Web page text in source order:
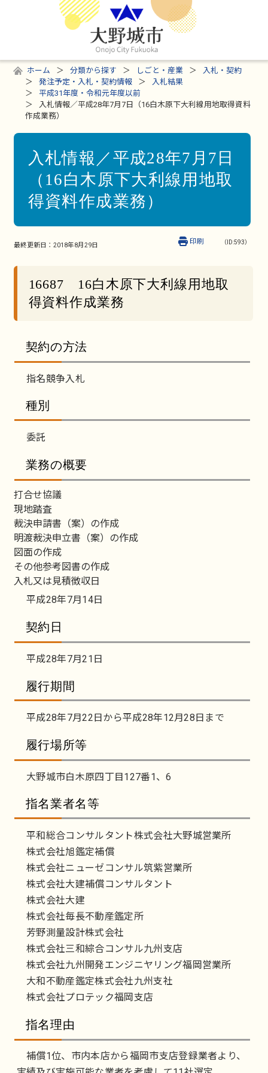
ホーム 分類から探す しごと・産業
入札・契約
発注予定・入札・契約情報
入札結果
平成31年度・令和元年度以前
入札情報／平成28年7月7日（16白木原下大利線用地取得資料
作成業務）
入札情報／平成28年7月7日
（16白木原下大利線用地取
得資料作成業務）
最終更新日： 2018年8月29日 （ID:593）
印刷
16687 16白木原下大利線用地取
得資料作成業務
契約の方法
指名競争入札
種別
委託
業務の概要
打合せ協議
現地踏査
裁決申請書（案）の作成
明渡裁決申立書（案）の作成
図面の作成
その他参考図書の作成
入札又は見積徴収日
平成28年7月14日
契約日
平成28年7月21日
履行期間
平成28年7月22日から平成28年12月28日まで
履行場所等
大野城市白木原四丁目127番1、6
指名業者名等
平和総合コンサルタント株式会社大野城営業所
株式会社旭鑑定補償
株式会社ニューゼコンサル筑紫営業所
株式会社大建補償コンサルタント
株式会社大建
株式会社毎長不動産鑑定所
芳野測量設計株式会社
株式会社三和綜合コンサル九州支店
株式会社九州開発エンジニヤリング福岡営業所
大和不動産鑑定株式会社九州支社
株式会社プロテック福岡支店
指名理由
補償1位、市内本店から福岡市支店登録業者より、